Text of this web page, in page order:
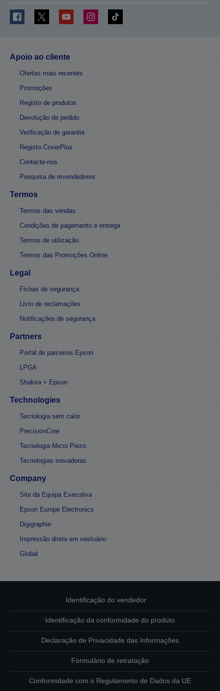
Apoio ao cliente
Ofertas mais recentes
Promoções
Registo de produtos
Devolução de pedido
Verificação de garantia
Registo CoverPlus
Contacte-nos
Pesquisa de revendedores
Termos
Termos das vendas
Condições de pagamento e entrega
Termos de utilização
Termos das Promoções Online
Legal
Fichas de segurança
Livro de reclamações
Notificações de segurança
Partners
Portal de parceiros Epson
LPGA
Shakira + Epson
Technologies
Tecnologia sem calor
PrecisionCore
Tecnologia Micro Piezo
Tecnologias inovadoras
Company
Site da Equipa Executiva
Epson Europe Electronics
Digigraphie
Impressão direta em vestuário
Global
Identificação do vendedor
Identificação da conformidade do produto
Declaração de Privacidade das Informações
Formulário de retratação
Conformidade com o Regulamento de Dados da UE